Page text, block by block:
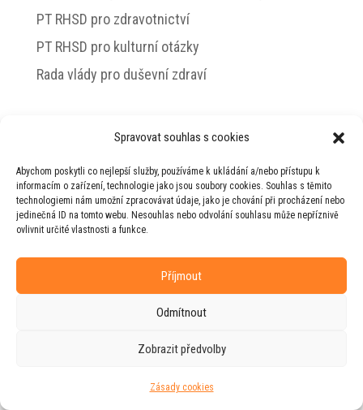
Spravovat souhlas s cookies
Abychom poskytli co nejlepší služby, používáme k ukládání a/nebo přístupu k
informacím o zařízení, technologie jako jsou soubory cookies. Souhlas s těmito
technologiemi nám umožní zpracovávat údaje, jako je chování při procházení nebo
jedinečná ID na tomto webu. Nesouhlas nebo odvolání souhlasu může nepříznivě
ovlivnit určité vlastnosti a funkce.
Příjmout
Odmítnout
Zobrazit předvolby
Zásady cookies
PT RHSD pro zdravotnictví
PT RHSD pro kulturní otázky
Rada vlády pro duševní zdraví
Horeckého
Web vytvořila firmaRUDIve spolupráci s
agenturou